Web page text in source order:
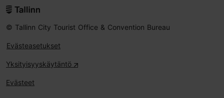
© Tallinn City Tourist Office & Convention Bureau
Evästeasetukset
Yksityisyyskäytäntö
Evästeet